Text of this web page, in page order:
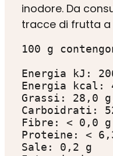
inodore. Da
tracce di frutta a
100 g
Energia kJ:
Energia kcal:
Grassi: 28,0
Carboidrati:
Fibre: < 0,0 g
Proteine: <
Sale: 0,2 g